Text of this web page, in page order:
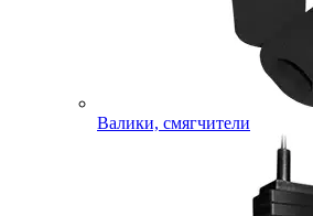
Валики, смягчители